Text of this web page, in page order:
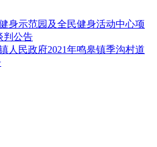
身示范园及全民健身活动中心项
判公告
人民政府2021年鸣皋镇季沟村道